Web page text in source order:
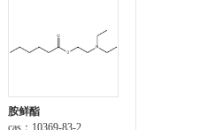
胺鲜酯
cas：10369-83-2